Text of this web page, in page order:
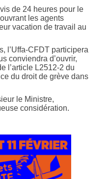
de 24 heures pour le
les agents
vacation de travail au
l’Uffa-CFDT participera
conviendra d’ouvrir,
l’article L2512-2 du
du droit de grève dans
le Ministre,
considération.